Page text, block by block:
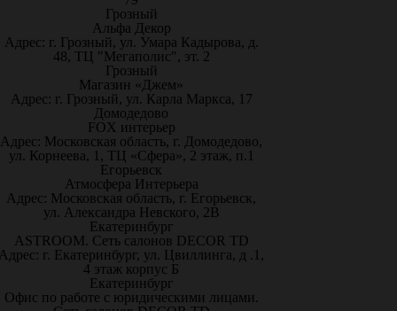
Грозный
Альфа Декор
Адрес: г. Грозный, ул. Умара Кадырова, д.
48, ТЦ "Мегаполис", эт. 2
Грозный
Магазин «Джем»
Адрес: г. Грозный, ул. Карла Маркса, 17
Домодедово
FOX интерьер
Адрес: Московская область, г. Домодедово,
ул. Корнеева, 1, ТЦ «Сфера», 2 этаж, п.1
Егорьевск
Атмосфера Интерьера
Адрес: Московская область, г. Егорьевск,
ул. Александра Невского, 2В
Екатеринбург
ASTROOM. Сеть салонов DECOR TD
г. Екатеринбург, ул. Цвиллинга, д .1,
4 этаж корпус Б
Екатеринбург
Офис по работе с юридическими лицами.